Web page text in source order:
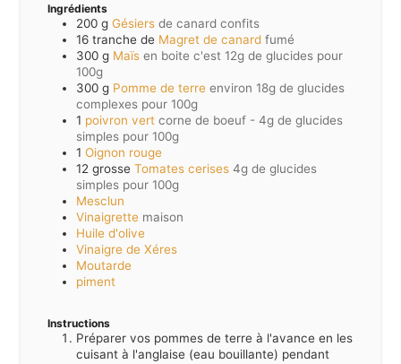
Ingrédients
200 g Gésiers de canard confits
16 tranche de Magret de canard fumé
300 g Maïs en boite c'est 12g de glucides pour
100g
300 g Pomme de terre environ 18g de glucides
complexes pour 100g
1 poivron vert corne de boeuf - 4g de glucides
simples pour 100g
1 Oignon rouge
12 grosse Tomates cerises 4g de glucides
simples pour 100g
Mesclun
Vinaigrette maison
Huile d'olive
Vinaigre de Xéres
Moutarde
piment
Instructions
Préparer vos pommes de terre à l'avance en les
cuisant à l'anglaise (eau bouillante) pendant